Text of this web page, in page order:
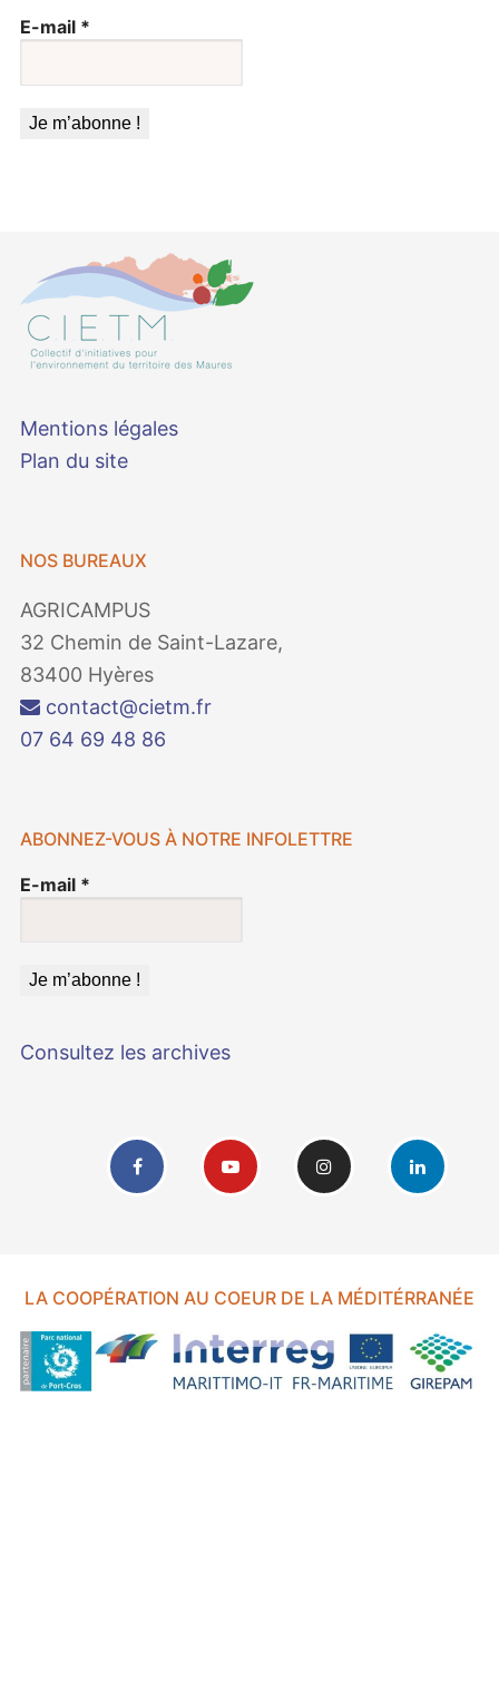
E-mail *
Mentions légales
Plan du site
NOS BUREAUX
AGRICAMPUS
32 Chemin de Saint-Lazare,
83400 Hyères
contact@cietm.fr
07 64 69 48 86
ABONNEZ-VOUS À NOTRE INFOLETTRE
E-mail *
Consultez les archives
LA COOPÉRATION AU COEUR DE LA MÉDITÉRRANÉE